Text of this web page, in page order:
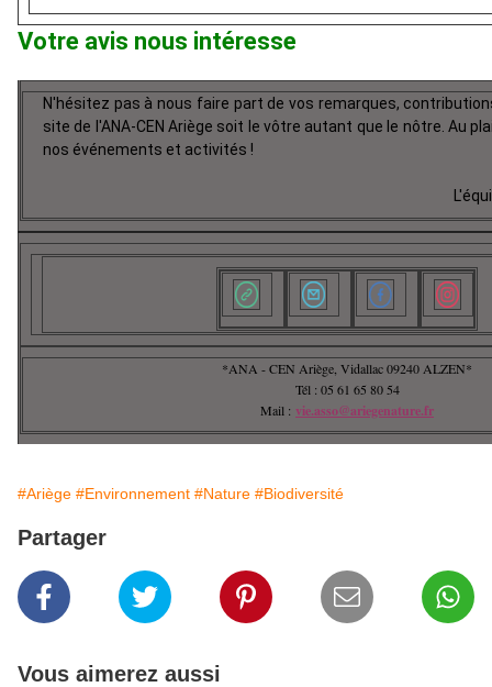
Votre avis nous intéresse
N'hésitez pas à nous faire part de vos remarques,
site de l'ANA-CEN Ariège soit le vôtre autant que le nôtre. Au
nos événements et activités !
*ANA - CEN Ariège, Vidallac 09240 ALZEN*
Tél : 05 61 65 80 54
Mail : vie.asso@ariegenature.fr
#Ariège #Environnement #Nature #Biodiversité
Partager
Vous aimerez aussi